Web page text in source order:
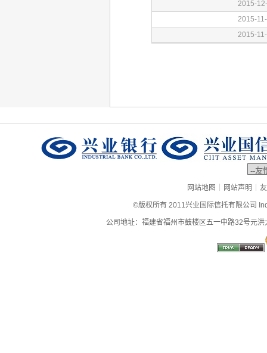
网站地图 | 网站声明 |
©版权所有 2011兴业国际信托有限公司
公司地址：福建省福州市鼓楼区五一中路32号元